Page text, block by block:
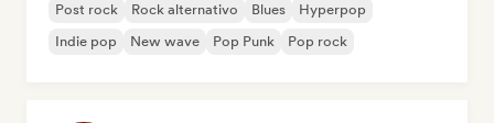
Post rock Rock alternativo Blues
Hyperpop
Indie pop
New wave Pop Punk Pop rock